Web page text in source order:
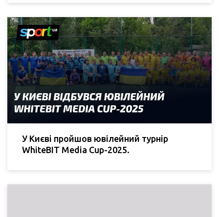
У Києві пройшов ювілейний турнір
WhiteBIT Media Cup-2025.